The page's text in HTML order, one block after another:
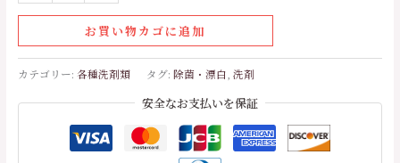
お買い物カゴに追加
カテゴリー:各種洗剤類 タグ:除菌・漂白 ,洗剤
安全なお支払いを保証